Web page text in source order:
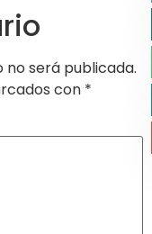
será publicada.
con *